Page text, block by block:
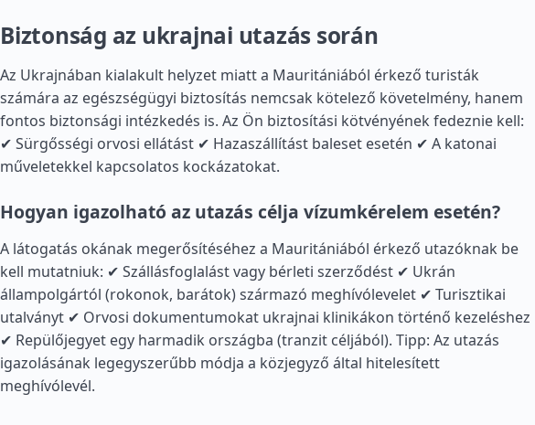
Biztonság az ukrajnai utazás során
Az Ukrajnában kialakult helyzet miatt a Mauritániából érkező turisták
számára az egészségügyi biztosítás nemcsak kötelező követelmény, hanem
fontos biztonsági intézkedés is. Az Ön biztosítási kötvényének fedeznie kell:
✔ Sürgősségi orvosi ellátást ✔ Hazaszállítást baleset esetén ✔ A katonai
műveletekkel kapcsolatos kockázatokat.
Hogyan igazolható az utazás célja vízumkérelem esetén?
A látogatás okának megerősítéséhez a Mauritániából érkező utazóknak be
kell mutatniuk: ✔ Szállásfoglalást vagy bérleti szerződést ✔ Ukrán
állampolgártól (rokonok, barátok) származó meghívólevelet ✔ Turisztikai
utalványt ✔ Orvosi dokumentumokat ukrajnai klinikákon történő kezeléshez
✔ Repülőjegyet egy harmadik országba (tranzit céljából). Tipp: Az utazás
igazolásának legegyszerűbb módja a közjegyző által hitelesített
meghívólevél.